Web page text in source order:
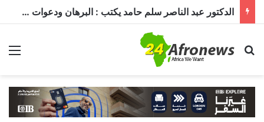
الدكتور عبد الناصر سلم حامد يكتب : البرهان ودعوات الترشيح.. قراءة في تحديات الحكم ومستقبل الدولة
بحث عن